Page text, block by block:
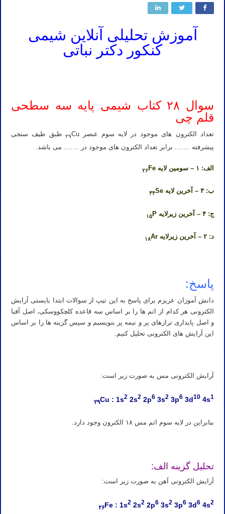
آموزش تحلیلی آنلاین شیمی
کنکور دکتر نباتی
سوال ۲۸ کتاب شیمی پایه سه سطحی
قلم چی
تعداد الکترون های موجود در لایه سوم عنصر ۲۹ Cu طبق طیف سنجی
پیشرفته ……. برابر تعداد الکترون های موجود در ……. می باشد.
الف: ۱ – سومین لایه ۲۶Fe
ب: ۳ – آخرین لایه ۳۴Se
ج: ۴ – آخرین زیرلایه ۱۵P
د: ۲ – آخرین زیرلایه ۱۸Ar
پاسخ:
دانش آموزان عزیزم برای پاسخ به این تیپ از سوالات ابتدا بایستی آرایش
الکترونی هر کدام از اتم ها را بر اساس سه قاعده کلچکووسکی، اصل آفبا
و اصل پایداری ترازهای پر و نیمه پر بنویسیم و سپس گزینه ها را بر اساس
این آرایش های الکترونی تحلیل کنیم.
آرایش الکترونی مس به صورت زیر است:
۲۹Cu : 1s22s22p63s23p63d104s1
بنابراین در لایه سوم اتم مس ۱۸ الکترون وجود دارد.
تحلیل گزینه الف:
آرایش الکترونی آهن به صورت زیر است:
۲۶Fe : 1s22s22p63s23p63d64s2